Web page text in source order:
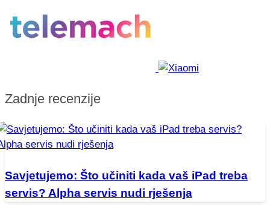
Zadnje recenzije
Savjetujemo: Što učiniti kada vaš iPad treba
servis? Alpha servis nudi rješenja